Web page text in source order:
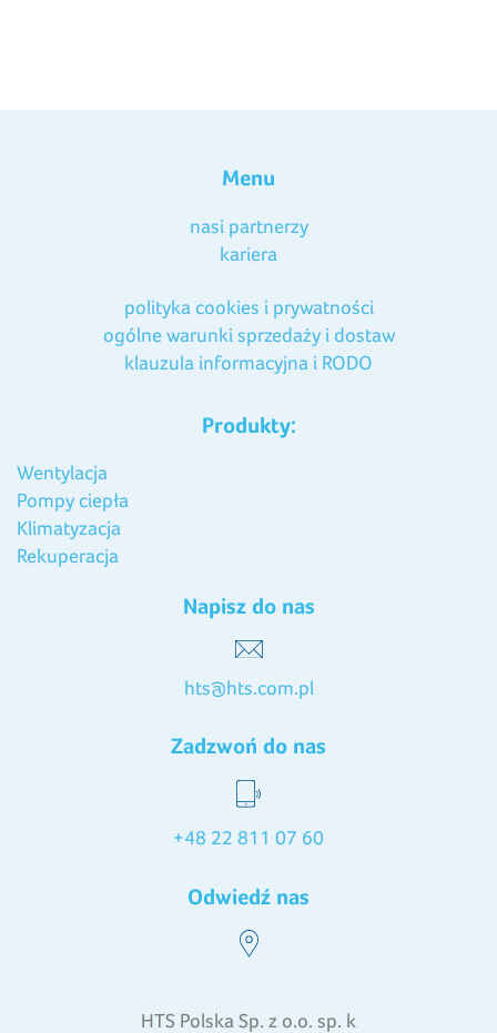
Menu
nasi partnerzy
kariera
polityka cookies i prywatności
ogólne warunki sprzedaży i dostaw
klauzula informacyjna i RODO
Produkty:
Wentylacja
Pompy ciepła
Klimatyzacja
Rekuperacja
Napisz do nas
hts@hts.com.pl
Zadzwoń do nas
+48 22 811 07 60
Odwiedź nas
HTS Polska Sp. z o.o. sp. k